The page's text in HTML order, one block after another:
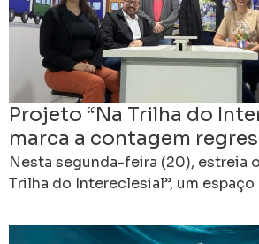
Projeto “Na Trilha do
marca a contagem
16º Intereclesial das CEBs
Nesta segunda-feira (20), estreia
Trilha do Intereclesial”, um
preparativos do 16º